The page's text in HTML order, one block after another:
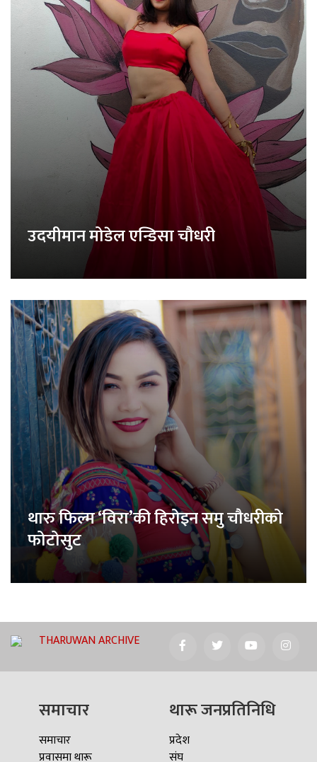
उदयीमान मोडेल एन्डिसा चौधरी
थारु फिल्म ‘विरा’की हिरोइन समु चौधरीको
फोटोसुट
THARUWAN ARCHIVE
समाचार
समाचार
प्रवासमा थारू
थारू जनप्रतिनिधि
प्रदेश
संघ